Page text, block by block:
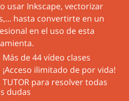
usar Inkscape, vectorizar
hasta convertirte en un
en el uso de esta
Más de 44 vídeo clases
¡Acceso ilimitado de por vida!
TUTOR para resolver todas
dudas